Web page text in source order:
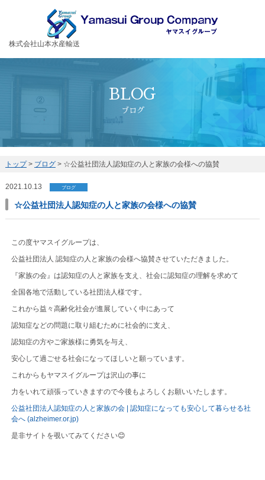
お客様の大切な荷物を安全・丁寧に運送するヤマスイグループ
株式会社山本水産輸送
BLOG
ブログ
トップ> ブログ> ☆公益社団法人認知症の人と家族の会様への協賛
2021.10.13 ブログ
☆公益社団法人認知症の人と家族の会様への協賛
この度ヤマスイグループは、
公益社団法人 認知症の人と家族の会様へ協賛させていただきました。
『家族の会』は認知症の人と家族を支え、社会に認知症の理解を求めて
全国各地で活動している社団法人様です。
これから益々高齢化社会が進展していく中にあって
認知症などの問題に取り組むために社会的に支え、
認知症の方やご家族様に勇気を与え、
安心して過ごせる社会になってほしいと願っています。
これからもヤマスイグループは沢山の事に
力をいれて頑張っていきますので今後もよろしくお願いいたします。
公益社団法人認知症の人と家族の会 | 認知症になっても安心して暮らせる社
会へ (alzheimer.or.jp)
是非サイトを覗いてみてください😊